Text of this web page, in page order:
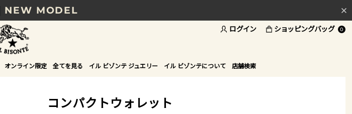
NEW MODEL
11,000円以上で送料無料
べる、新しいギフトガイド
LEATHER
ログイン ショッピングバッグ 0
オンライン限定 全てを見る イル ビゾンテ ジュエリー イル ビゾンテについて 店舗検索
コンパクトウォレット